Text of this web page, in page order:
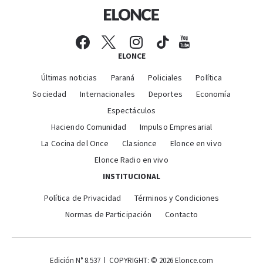
ELONCE
Últimas noticias Paraná Policiales
Política
Sociedad
Internacionales Deportes
Economía
Espectáculos
Haciendo Comunidad
Impulso Empresarial
La Cocina del Once
Clasionce
Elonce en vivo
Elonce Radio en vivo
INSTITUCIONAL
Política de Privacidad
Términos y Condiciones
Normas de Participación
Contacto
Edición N° 8.537 | COPYRIGHT: © 2026 Elonce.com